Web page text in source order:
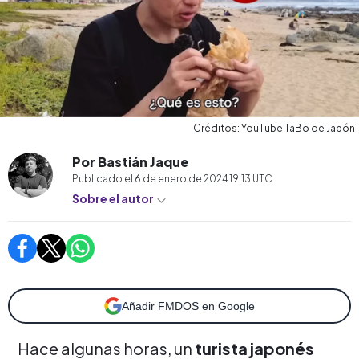
Créditos: YouTube TaBo de Japón
Por Bastián Jaque
Publicado el 6 de enero de 2024 19:13 UTC
Sobre el autor
Añadir FMDOS en Google
Hace algunas horas, un turista japonés